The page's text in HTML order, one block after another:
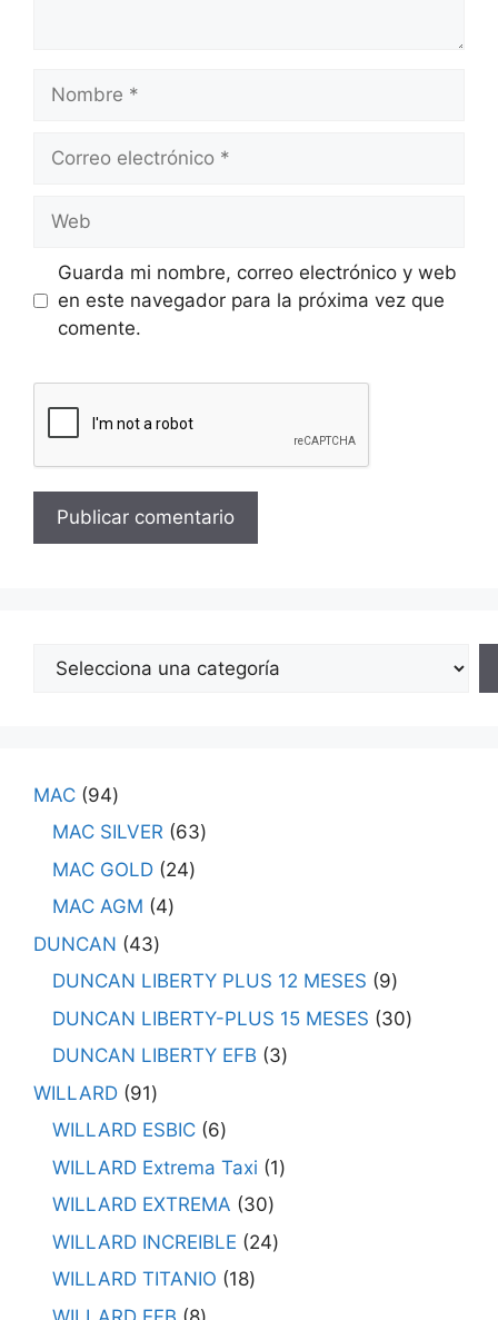
Guarda mi nombre, correo electrónico y web
en este navegador para la próxima vez que
comente.
MAC 94
MAC SILVER 63
MAC GOLD 24
MAC AGM
4
DUNCAN
43
DUNCAN LIBERTY PLUS 12 MESES
9
DUNCAN LIBERTY-PLUS 15 MESES
30
DUNCAN LIBERTY EFB
3
WILLARD 91
WILLARD ESBIC 6
WILLARD Extrema Taxi
1
WILLARD EXTREMA
30
WILLARD INCREIBLE
24
WILLARD TITANIO
18